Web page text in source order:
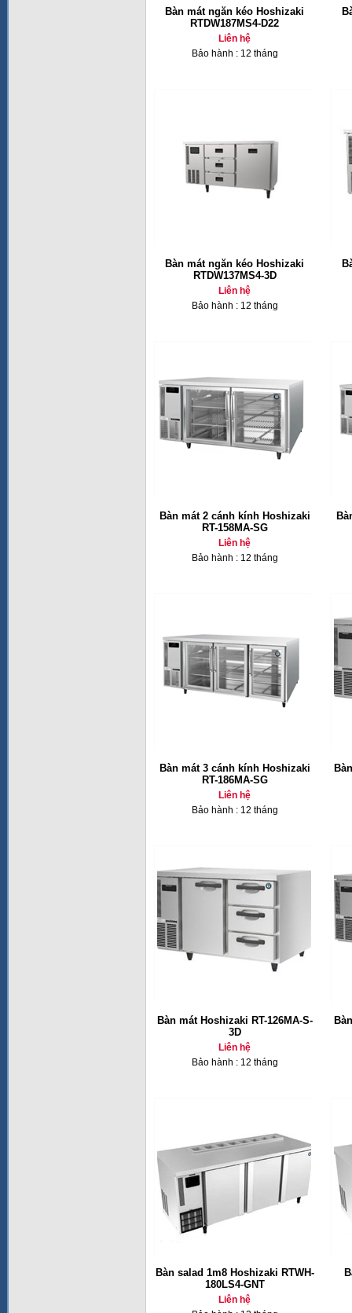
Bàn mát ngăn kéo Hoshizaki
RTDW187MS4-D22
Liên hệ
Bảo hành : 12 tháng
Bàn mát ngăn kéo Hoshizaki
RTDW137MS4-3D
Liên hệ
Bảo hành : 12 tháng
Bàn mát 2 cánh kính Hoshizaki
RT-158MA-SG
Liên hệ
Bảo hành : 12 tháng
Bàn mát 3 cánh kính Hoshizaki
RT-186MA-SG
Liên hệ
Bảo hành : 12 tháng
Bàn mát Hoshizaki RT-126MA-S-
3D
Liên hệ
Bảo hành : 12 tháng
Bàn salad 1m8 Hoshizaki RTWH-
180LS4-GNT
Liên hệ